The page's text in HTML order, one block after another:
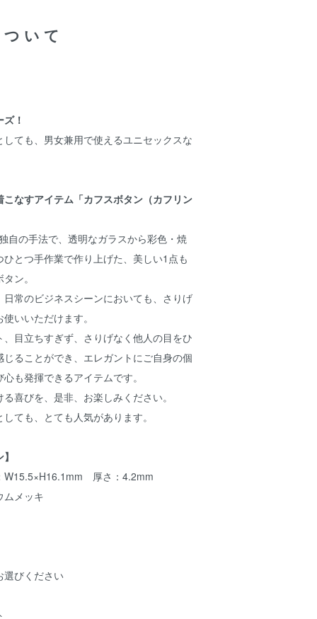
いて
！
しても、男女兼用で使えるユニセックスな
こなすアイテム「カフスボタン（カフリン
自の手法で、透明なガラスから彩色・焼
とつ手作業で作り上げた、美しい1点も
ン。
常のビジネスシーンにおいても、さりげ
いいただけます。
目立ちすぎず、さりげなく他人の目をひ
じることができ、エレガントにご自身の個
も発揮できるアイテムです。
喜びを、是非、お楽しみください。
ても、とても人気があります。
W15.5×H16.1mm 厚さ：4.2mm
ムメッキ
選びください